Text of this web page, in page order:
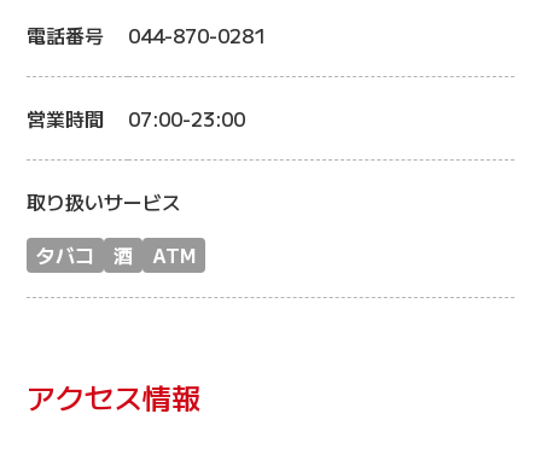
電話番号 044-870-0281
営業時間 07:00-23:00
取り扱いサービス
タバコ
酒 ATM
アクセス情報